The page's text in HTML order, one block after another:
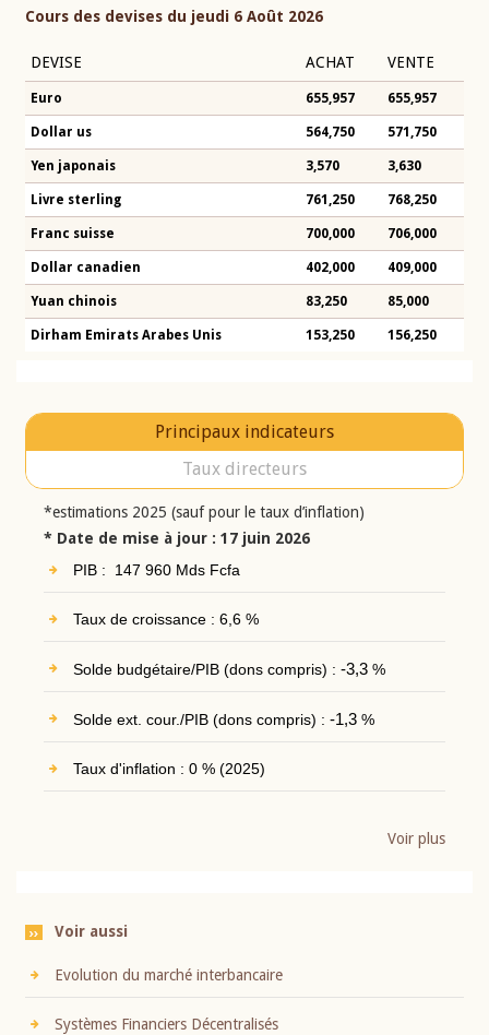
Cours des devises du jeudi 6 Août 2026
DEVISE ACHAT VENTE
Euro 655,957 655,957
Dollar us 564,750 571,750
Yen japonais 3,570 3,630
Livre sterling 761,250 768,250
Franc suisse 700,000 706,000
Dollar canadien 402,000 409,000
Yuan chinois 83,250 85,000
Dirham Emirats Arabes Unis 153,250 156,250
Principaux indicateurs
Taux directeurs
*estimations 2025 (sauf pour le taux d’inflation)
* Date de mise à jour : 17 juin 2026
PIB : 147 960 Mds Fcfa
Taux de croissance : 6,6 %
Solde budgétaire/PIB (dons compris) : -3,3%
Solde ext. cour./PIB (dons compris) : -1,3%
Taux d'inflation : 0 % (2025)
Voir plus
Voir aussi
Evolution du marché interbancaire
Systèmes Financiers Décentralisés